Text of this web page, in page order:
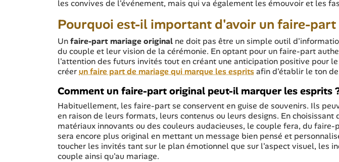
les convives de l'événement, mais qui va également les émouvoir et les
Pourquoi est-il important d'avoir un faire-part
Unfaire-part mariage original ne doit pas être un simple outil
du couple et leur vision de la cérémonie. En optant pour un faire-part
l'attention des futurs invités tout en créant une anticipation positive pour
créerun faire part de mariage qui marque les espritsafin d'établir le ton
Comment un faire-part original peut-il marquer les esprits
Habituellement, les faire-part se conservent en guise de souvenirs. Ils
en raison de leurs formats, leurs contenus ou leurs designs. En
matériaux innovants ou des couleurs audacieuses, le couple fera, du
sera encore plus original en mettant un message bien pensé et
toucher les invités tant sur le plan émotionnel que sur l'aspect visuel, les
couple ainsi qu'au mariage.